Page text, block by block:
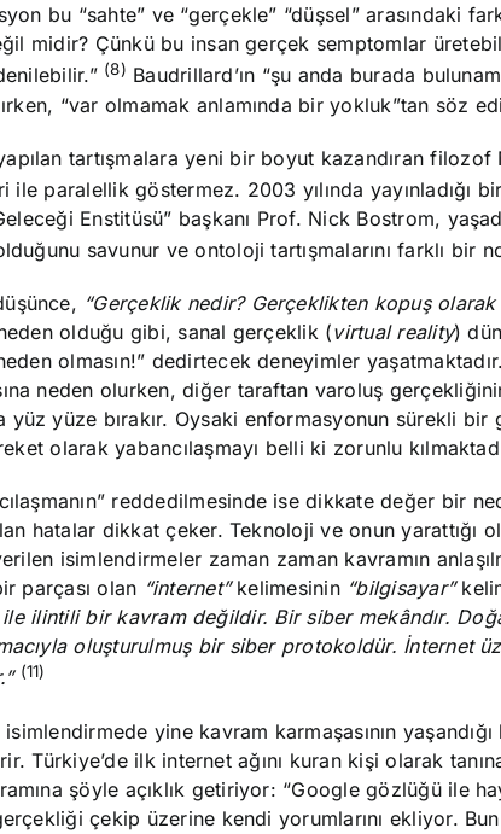
bu “sahte” ve “gerçekle” “düşsel” arasındaki
midir? Çünkü bu insan gerçek semptomlar
(8) Baudrillard’ın “şu anda burada
“var olmamak anlamında bir yokluk”tan söz
tartışmalara yeni bir boyut kazandıran filozof
ile paralellik göstermez. 2003 yılında yayınladığı
Enstitüsü” başkanı Prof. Nick Bostrom,
savunur ve ontoloji tartışmalarını farklı bir
“Gerçeklik nedir? Gerçeklikten kopuş
neden olduğu gibi, sanal gerçeklik (virtual reality)
olmasın!” dedirtecek deneyimler
neden olurken, diğer taraftan varoluş
yüz yüze bırakır. Oysaki enformasyonun sürekli
olarak yabancılaşmayı belli ki zorunlu
reddedilmesinde ise dikkate değer bir
hatalar dikkat çeker. Teknoloji ve onun yarattığı
isimlendirmeler zaman zaman kavramın
parçası olan “internet”kelimesinin “bilgisayar”
ilintili bir kavram değildir. Bir siber mekândır.
oluşturulmuş bir siber protokoldür. İnternet
(11)
isimlendirmede yine kavram karmaşasının
Türkiye’de ilk internet ağını kuran kişi olarak
şöyle açıklık getiriyor: “Google gözlüğü ile
çekip üzerine kendi yorumlarını ekliyor.